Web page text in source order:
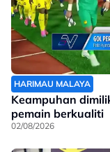
HARIMAU MALAYA
Keampuhan
pemain berkualiti
02/08/2026